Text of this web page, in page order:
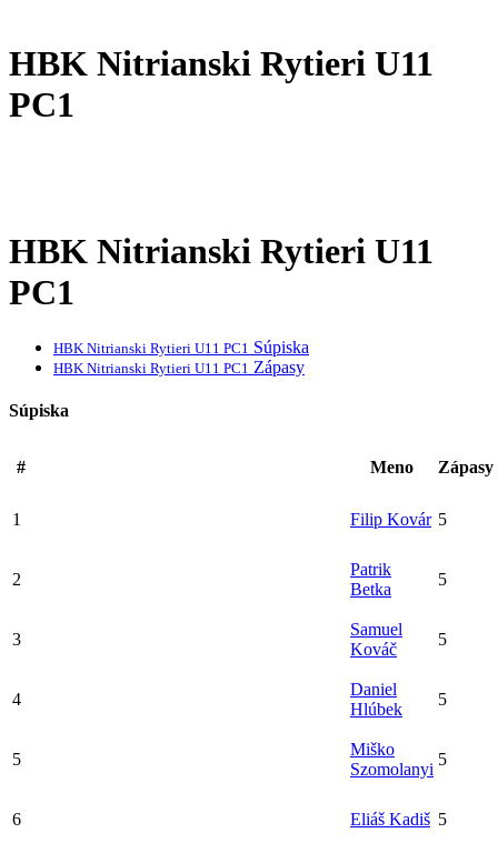
HBK Nitrianski Rytieri U11
PC1
HBK Nitrianski Rytieri U11
PC1
HBK Nitrianski Rytieri U11 PC1 Súpiska
HBK Nitrianski Rytieri U11 PC1 Zápasy
Súpiska
# Meno Zápasy
1 Filip Kovár 5
2
Patrik
Betka
5
3
Samuel
Kováč
5
4
Daniel
Hlúbek
5
5
Miško
Szomolanyi
5
6 Eliáš Kadiš 5